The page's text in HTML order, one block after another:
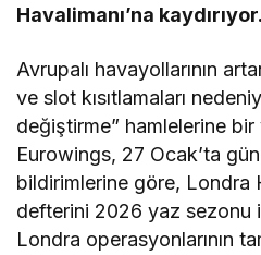
Havalimanı’na kaydırıyor.
Avrupalı havayollarının
ve slot kısıtlamaları
değiştirme” hamlelerine
Eurowings, 27 Ocak’ta
bildirimlerine göre, Londra
defterini 2026 yaz sezonu
Londra operasyonlarının